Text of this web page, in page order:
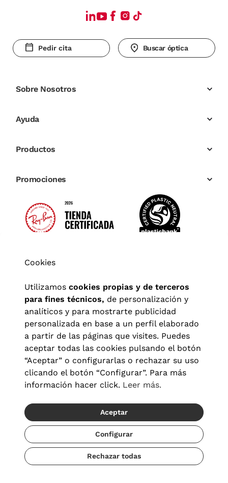
Pedir cita Buscar óptica
Sobre Nosotros
Ayuda
Productos
Promociones
Aviso legal| Política de privacidad Términos y condiciones
Política de cookies|Configuración de cookies
© 2026 Visionlab España
Cookies
Utilizamos cookies propias y de terceros
para fines técnicos, de personalización y
analíticos y para mostrarte publicidad
personalizada en base a un perfil elaborado
a partir de las páginas que visites. Puedes
aceptar todas las cookies pulsando el botón
“Aceptar” o configurarlas o rechazar su uso
clicando el botón “Configurar”. Para más
información hacer click. Leer más.
Aceptar
Configurar
Rechazar todas